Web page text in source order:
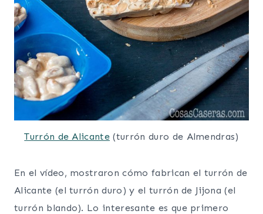
Turrón de Alicante (turrón duro de Almendras)
En el vídeo, mostraron cómo fabrican el turrón de
Alicante (el turrón duro) y el turrón de Jijona (el
turrón blando). Lo interesante es que primero